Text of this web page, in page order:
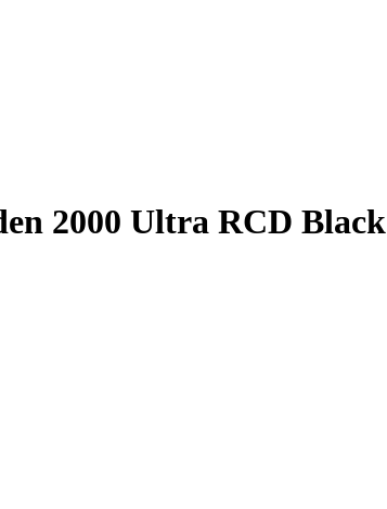
2000 Ultra RCD Black